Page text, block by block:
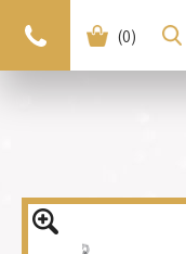
(0)
למוצר הבא >